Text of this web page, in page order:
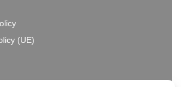
(UE)